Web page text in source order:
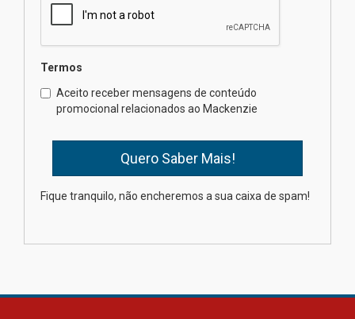
04.08.2026
Brasília prepara seus
estudantes para o PAS antes
mesmo do Ensino Médio
na educação dos filhos além da
Termos
Aceito receber mensagens de conteúdo
promocional relacionados ao Mackenzie
Fique tranquilo, não encheremos a sua caixa de spam!